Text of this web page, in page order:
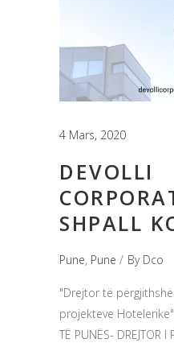
4 Mars, 2020
DEVOLLI
SHPALL
Pune, Pune By Dco
"Drejtor të
projekteve Hotelerike"
TË PUNËS- DREJTOR